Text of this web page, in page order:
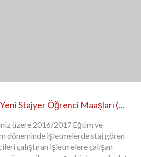
2018 Yeni Stajyer Öğrenci Maaşları (Ücretleri) Ne Kadar Oldu?
üzere 2016/2017 Eğtim ve
döneminde işletmelerde staj gören
çalıştıran işletmelere çalışan